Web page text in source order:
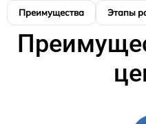
Преимущества Этапы